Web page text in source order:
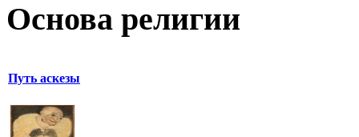
Основа религии
Путь аскезы